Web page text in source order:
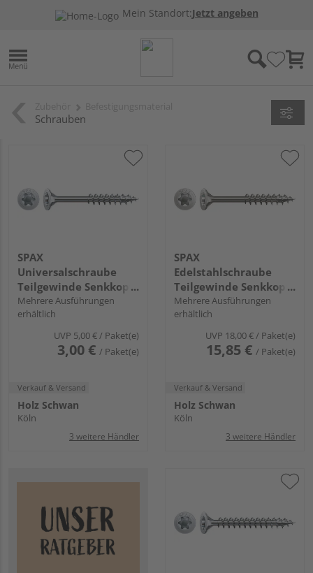
Mein Standort:Jetzt angeben
Schrauben
SPAX
Universalschraube
Teilgewinde Senkkopf
T-STAR plus T20 4CUT
WIROX
Mehrere Ausführungen
erhältlich
UVP 5,00 €/ Paket(e)
3,00 € / Paket(e)
Verkauf & Versand
Holz Schwan
Köln
3 weitere Händler
SPAX
Edelstahlschraube
Teilgewinde Senkkopf
T-STAR plus T20 4CUT
Edelstahl rostfrei A2
Mehrere Ausführungen
erhältlich
UVP 18,00 €/ Paket(e)
15,85 € / Paket(e)
Verkauf & Versand
Holz Schwan
Köln
3 weitere Händler